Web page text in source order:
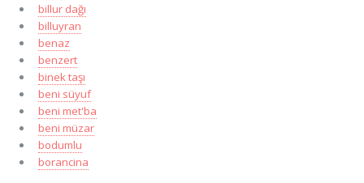
billur dağı
billuyran
benaz
benzert
binek taşı
beni süyuf
beni met'ba
beni müzar
bodumlu
borancina